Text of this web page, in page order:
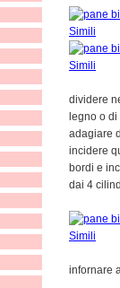
dividere
legno o
adagiare
incidere
bordi e
dai 4
infornare